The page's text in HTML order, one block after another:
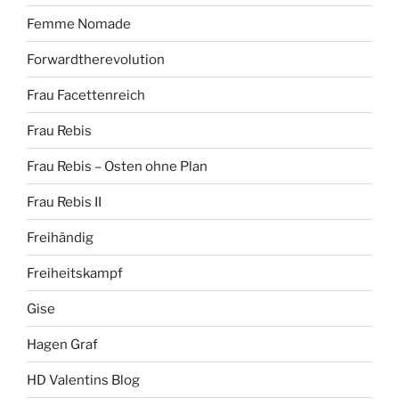
Femme Nomade
Forwardtherevolution
Frau Facettenreich
Frau Rebis
Frau Rebis – Osten ohne Plan
Frau Rebis II
Freihändig
Freiheitskampf
Gise
Hagen Graf
HD Valentins Blog